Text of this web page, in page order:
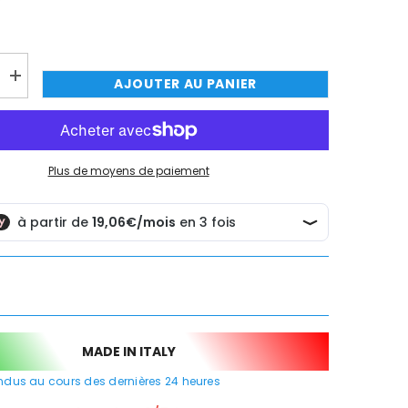
MAINTENANT
MAINTENANT
MAINTENANT
MAINTENANT
fermeture
Augmenter
la
quantité
de
toilette
avec
robinet
d&#39;ouverture/fermeture
AJOUTER AU PANIER
Plus de moyens de paiement
MADE IN ITALY
au cours des dernières 24 heures